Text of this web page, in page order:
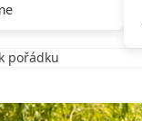
pořádku